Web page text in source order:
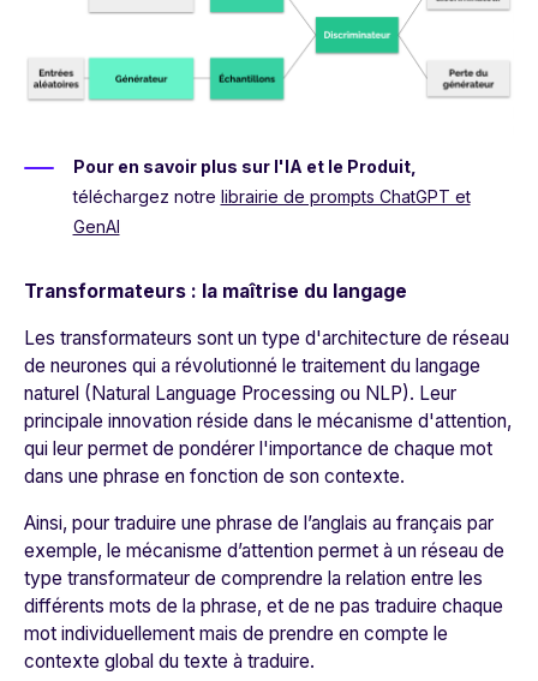
Pour en savoir plus sur l'IA et le Produit,
téléchargez notre librairie de prompts ChatGPT et
GenAI
Transformateurs : la maîtrise du langage
Les transformateurs sont un type d'architecture de réseau
de neurones qui a révolutionné le traitement du langage
naturel (Natural Language Processing ou NLP). Leur
principale innovation réside dans le mécanisme d'attention,
qui leur permet de pondérer l'importance de chaque mot
dans une phrase en fonction de son contexte.
Ainsi, pour traduire une phrase de l’anglais au français par
exemple, le mécanisme d’attention permet à un réseau de
type transformateur de comprendre la relation entre les
différents mots de la phrase, et de ne pas traduire chaque
mot individuellement mais de prendre en compte le
contexte global du texte à traduire.